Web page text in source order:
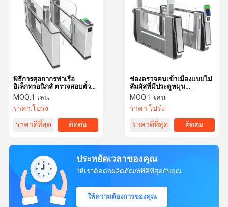
พิธีการศุลกากรท่าเรือ
อิเล็กทรอนิกส์ ตรวจสอบตั๋ว
Antry AB การควบคุมประตู
สวิงประตูทางออก
MOQ:1 เลน
ราคา:โปร่ง
ราคาดีที่สุด
ติดต่อ
ช่องตรวจคนเข้าเมืองแบบไม่
สัมผัสที่มีประตูหมุน
เทคโนโลยีจดจำใบหน้า
MOQ:1 เลน
ราคา:โปร่ง
ราคาดีที่สุด
ติดต่อ
ประหยัดเวลาของคุณ
ให้เราติดต่อผลิตภัณฑ์ที่ดีที่สุดกับคุณ
ให้ความต้องการของคุณ